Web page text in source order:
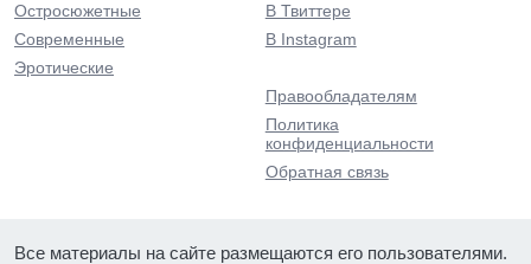
Остросюжетные
Современные
Эротические
В Твиттере
В Instagram
Правообладателям
Политика
конфиденциальности
Обратная связь
Все материалы на сайте размещаются его пользователями.